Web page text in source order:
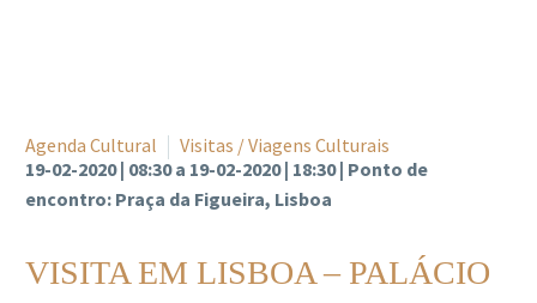
Agenda Cultural
Visitas / Viagens Culturais
19-02-2020 | 08:30 a 19-02-2020 | 18:30 | Ponto de
encontro: Praça da Figueira, Lisboa
VISITA EM LISBOA – PALÁCIO